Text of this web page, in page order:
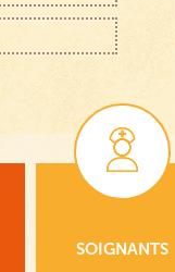
SOIGNANTS